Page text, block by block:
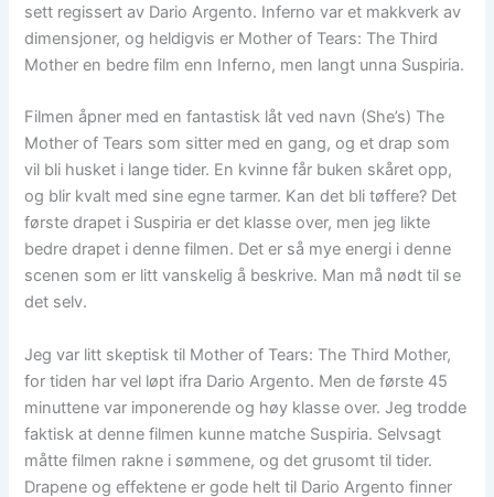
sett regissert av Dario Argento. Inferno var et makkverk av
dimensjoner, og heldigvis er Mother of Tears: The Third
Mother en bedre film enn Inferno, men langt unna Suspiria.
Filmen åpner med en fantastisk låt ved navn (She’s) The
Mother of Tears som sitter med en gang, og et drap som
vil bli husket i lange tider. En kvinne får buken skåret opp,
og blir kvalt med sine egne tarmer. Kan det bli tøffere? Det
første drapet i Suspiria er det klasse over, men jeg likte
bedre drapet i denne filmen. Det er så mye energi i denne
scenen som er litt vanskelig å beskrive. Man må nødt til se
det selv.
Jeg var litt skeptisk til Mother of Tears: The Third Mother,
for tiden har vel løpt ifra Dario Argento. Men de første 45
minuttene var imponerende og høy klasse over. Jeg trodde
faktisk at denne filmen kunne matche Suspiria. Selvsagt
måtte filmen rakne i sømmene, og det grusomt til tider.
Drapene og effektene er gode helt til Dario Argento finner